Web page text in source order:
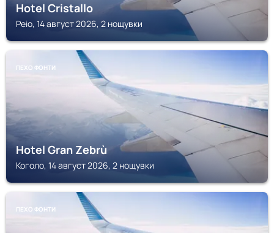
Hotel Cristallo
Peio, 14 август 2026, 2 нощувки
ПЕХО ФОНТИ
Hotel Gran Zebrù
Коголо, 14 август 2026, 2 нощувки
ПЕХО ФОНТИ